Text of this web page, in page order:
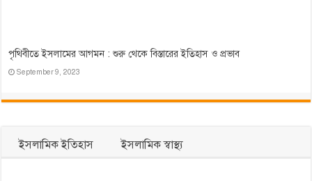
পৃথিবীতে ইসলামের আগমন : শুরু থেকে বিস্তারের ইতিহাস ও প্রভাব
September 9, 2023
ইসলামিক ইতিহাস ইসলামিক স্বাস্থ্য